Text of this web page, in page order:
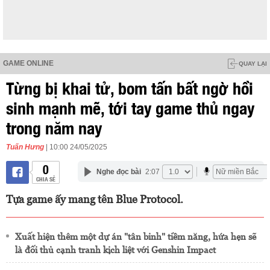
GAME ONLINE QUAY LẠI
Từng bị khai tử, bom tấn bất ngờ hồi
sinh mạnh mẽ, tới tay game thủ ngay
trong năm nay
Tuấn Hưng | 10:00 24/05/2025
0
CHIA SẺ
Nghe đọc bài 2:07
Tựa game ấy mang tên Blue Protocol.
Xuất hiện thêm một dự án "tân binh" tiềm năng, hứa hẹn sẽ
là đối thủ cạnh tranh kịch liệt với Genshin Impact